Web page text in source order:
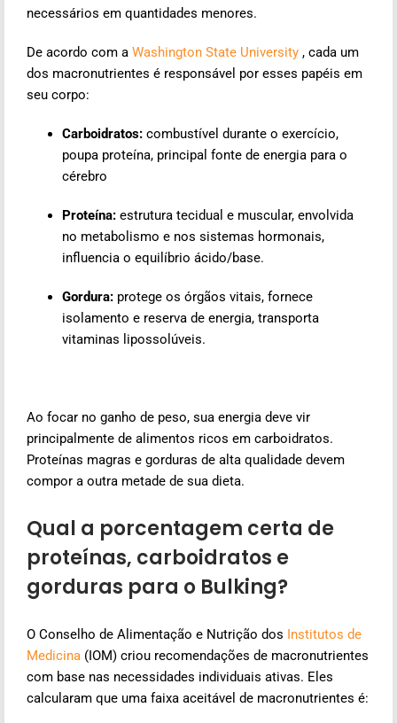
necessários em quantidades menores.
De acordo com a Washington State University , cada um
dos macronutrientes é responsável por esses papéis em
seu corpo:
Carboidratos: combustível durante o exercício,
poupa proteína, principal fonte de energia para o
cérebro
Proteína: estrutura tecidual e muscular, envolvida
no metabolismo e nos sistemas hormonais,
influencia o equilíbrio ácido/base.
Gordura: protege os órgãos vitais, fornece
isolamento e reserva de energia, transporta
vitaminas lipossolúveis.
Ao focar no ganho de peso, sua energia deve vir
principalmente de alimentos ricos em carboidratos.
Proteínas magras e gorduras de alta qualidade devem
compor a outra metade de sua dieta.
Qual a porcentagem certa de
proteínas, carboidratos e
gorduras para o Bulking?
O Conselho de Alimentação e Nutrição dos Institutos de
Medicina (IOM) criou recomendações de macronutrientes
com base nas necessidades individuais ativas. Eles
calcularam que uma faixa aceitável de macronutrientes é: